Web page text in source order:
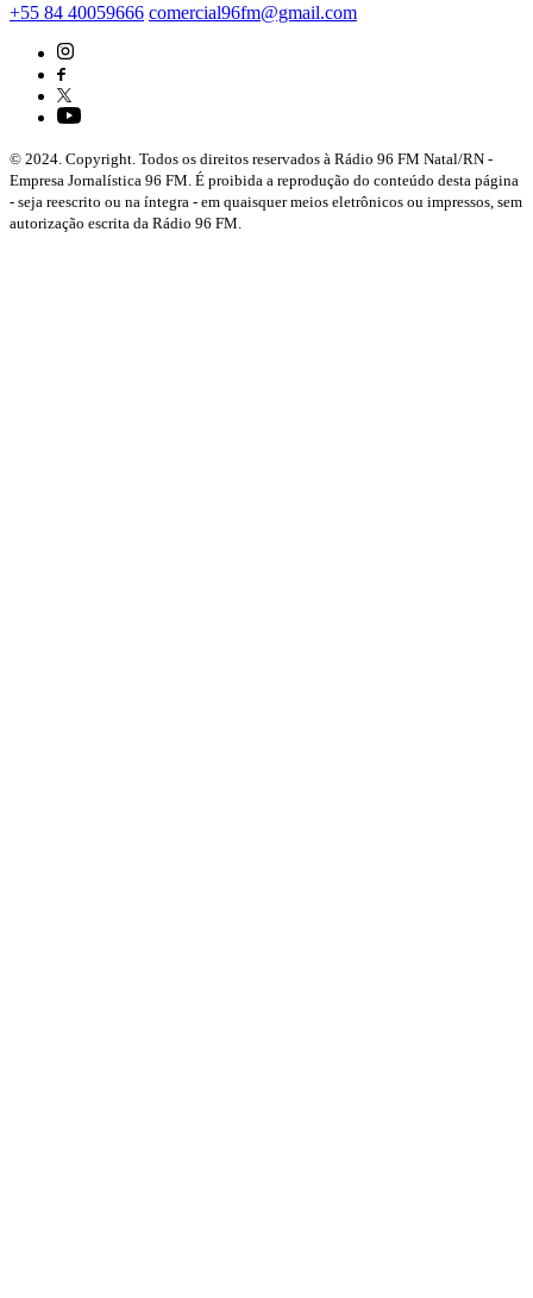
+55 84 40059666 comercial96fm@gmail.com
© 2024. Copyright. Todos os direitos reservados à Rádio 96 FM Natal/RN -
Empresa Jornalística 96 FM. É proibida a reprodução do conteúdo desta página
- seja reescrito ou na íntegra - em quaisquer meios eletrônicos ou impressos, sem
autorização escrita da Rádio 96 FM.